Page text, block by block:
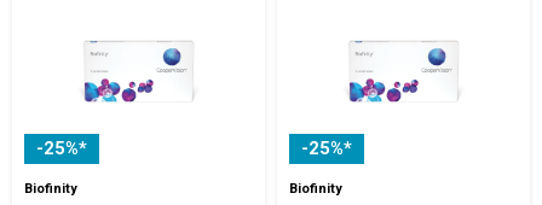
-25%*
Biofinity
-25%*
Biofinity